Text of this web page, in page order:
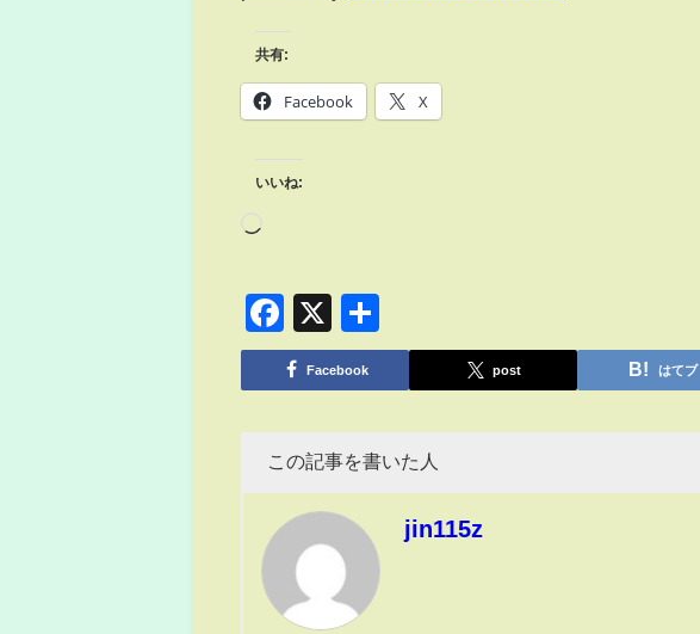
共有:
Facebook X
いいね:
Facebook
X
有
Facebook post はてブ
この記事を書いた人
jin115z